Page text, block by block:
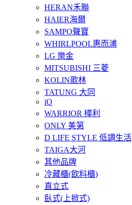
HERAN禾聯
HAIER海爾
SAMPO聲寶
WHIRLPOOL惠而浦
LG 樂金
MITSUBISHI 三菱
KOLIN歌林
TATUNG 大同
iO
WARRIOR 樺利
ONLY 美第
D LIFE STYLE 低調生活
TAIGA大河
其他品牌
冷藏櫃(飲料櫃)
直立式
臥式(上掀式)